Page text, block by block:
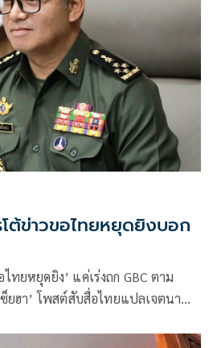
ต้ข่าวขอไทยหยุดยิงบอก
ทยหยุดยิง’ แค่เร่งถก GBC ตาม
ยฮา’ โพสต์สับสื่อไทยแปลเจตนา